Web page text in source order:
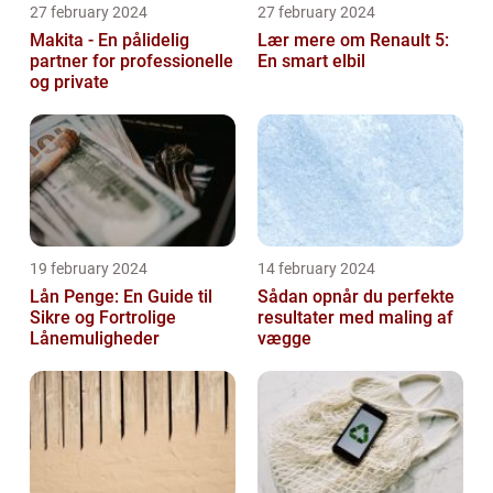
27 february 2024
Makita - En pålidelig
partner for professionelle
og private
27 february 2024
Lær mere om Renault 5:
En smart elbil
19 february 2024
Lån Penge: En Guide til
Sikre og Fortrolige
Lånemuligheder
14 february 2024
Sådan opnår du perfekte
resultater med maling af
vægge